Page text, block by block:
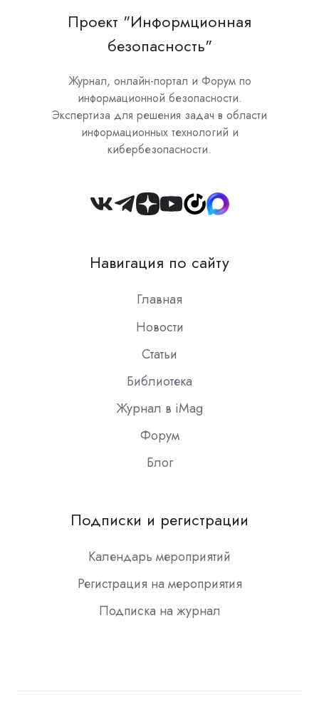
Проект "Информционная
безопасность"
Журнал, онлайн-портал и Форум по
информационной безопасности.
Экспертиза для решения задач в области
информационных технологий и
кибербезопасности.
Join
Slack
Навигация по сайту
Главная
Новости
Статьи
Библиотека
Журнал в iMag
Форум
Блог
Подписки и регистрации
Календарь мероприятий
Регистрация на мероприятия
Подписка на журнал